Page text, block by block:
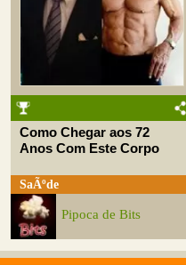
Como Chegar aos 72
Anos Com Este Corpo
SaÃºde
Pipoca de Bits